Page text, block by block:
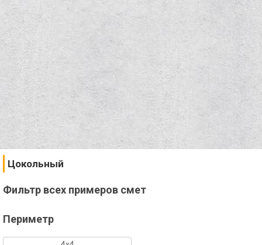
Цокольный
Фильтр всех примеров смет
Периметр